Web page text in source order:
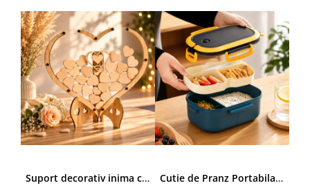
Suport decorativ inima cu mesaje, Cadou cu suflet Cutie de Pranz Portabila cu Compartimente